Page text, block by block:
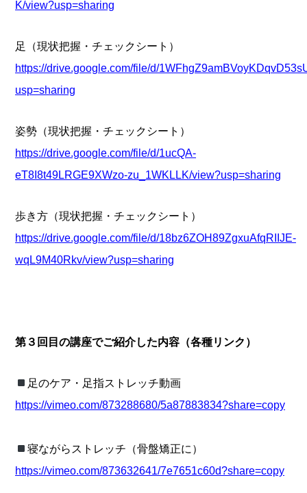
K/view?usp=sharing
足（現状把握・チェックシート）
https://drive.google.com/file/d/
usp=sharing
姿勢（現状把握・チェックシート）
https://drive.google.com/file/d/1ucQA-
eT8I8t49LRGE9XWzo-zu_1WKLLK/view?usp=sharing
歩き方（現状把握・チェックシート）
https://drive.google.com/file/d/18bz6ZOH89ZgxuAfqRIIJE-
wqL9M40Rkv/view?usp=sharing
第３回目の講座でご紹介した内容（各種リンク）
足のケア・足指ストレッチ動画
https://vimeo.com/873288680/5a87883834?share=copy
寝ながらストレッチ（骨盤矯正に）
https://vimeo.com/873632641/7e7651c60d?share=copy